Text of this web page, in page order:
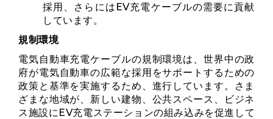
採用、さらにはEV充電ケーブルの需要に貢献
しています。
規制環境
電気自動車充電ケーブルの規制環境は、世界中の政
府が電気自動車の広範な採用をサポートするための
政策と基準を実施するため、進行しています。さま
ざまな地域が、新しい建物、公共スペース、ビジネ
ス施設にEV充電ステーションの組み込みを促進して